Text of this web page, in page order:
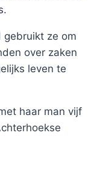
gebruikt ze om
over zaken
leven te
haar man vijf